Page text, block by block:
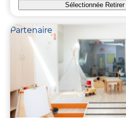
Sélectionnée Retirer
Partenaire